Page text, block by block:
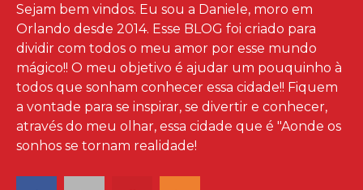
Sejam bem vindos. Eu sou a Daniele, moro em
Orlando desde 2014. Esse BLOG foi criado para
dividir com todos o meu amor por esse mundo
mágico!! O meu objetivo é ajudar um pouquinho à
todos que sonham conhecer essa cidade!! Fiquem
a vontade para se inspirar, se divertir e conhecer,
através do meu olhar, essa cidade que é "Aonde os
sonhos se tornam realidade!